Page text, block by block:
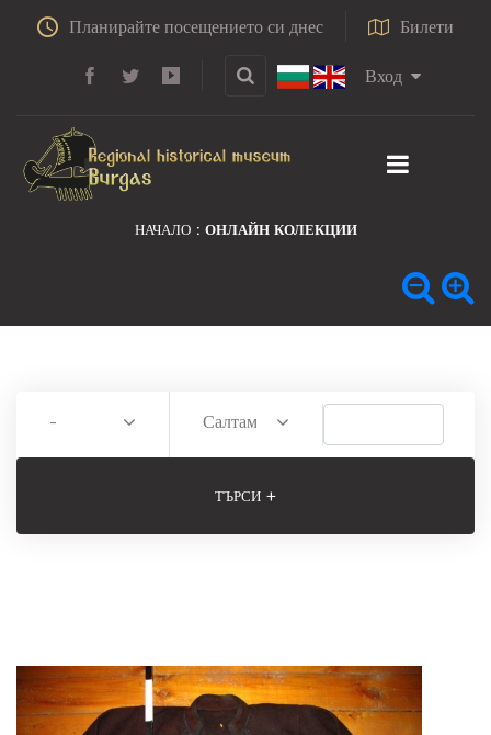
Планирайте посещението си днес Билети
Вход
НАЧАЛО ОНЛАЙН КОЛЕКЦИИ
- Салтамарка
ТЪРСИ +